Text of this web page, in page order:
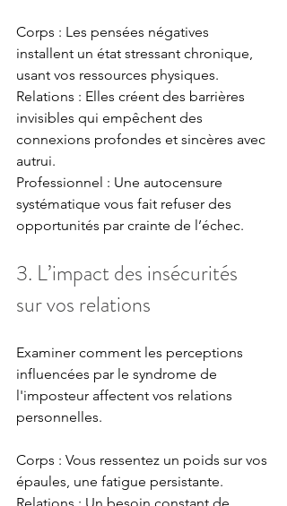
Corps : Les pensées négatives
installent un état stressant chronique,
usant vos ressources physiques.
Relations : Elles créent des barrières
invisibles qui empêchent des
connexions profondes et sincères avec
autrui.
Professionnel : Une autocensure
systématique vous fait refuser des
opportunités par crainte de l’échec.
3. L’impact des insécurités
sur vos relations
Examiner comment les perceptions
influencées par le syndrome de
l'imposteur affectent vos relations
personnelles.
Corps : Vous ressentez un poids sur vos
épaules, une fatigue persistante.
Relations : Un besoin constant de